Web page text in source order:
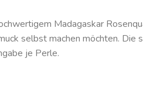
Madagaskar
selbst machen möchten.
je Perle.